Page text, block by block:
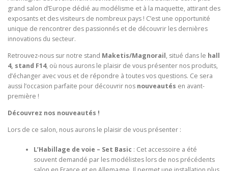
English
Deutsch
grand salon d’Europe dédié au modélisme et à la maquette, attirant des
exposants et des visiteurs de nombreux pays ! C’est une opportunité
unique de rencontrer des passionnés et de découvrir les dernières
innovations du secteur.
Retrouvez-nous sur notre stand Maketis/Magnorail, situé dans le hall
4, stand F14, où nous aurons le plaisir de vous présenter nos produits,
d’échanger avec vous et de répondre à toutes vos questions. Ce sera
aussi l’occasion parfaite pour découvrir nos nouveautés en avant-
première !
Découvrez nos nouveautés !
Lors de ce salon, nous aurons le plaisir de vous présenter :
L’Habillage de voie – Set Basic : Cet accessoire a été
souvent demandé par les modélistes lors de nos précédents